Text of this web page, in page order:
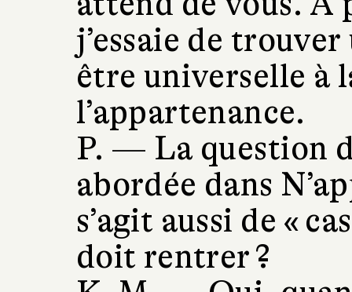
j’essaie de
être universelle à
l’appartenance.
P. — La question
abordée dans
s’agit aussi de «
doit rentrer ?